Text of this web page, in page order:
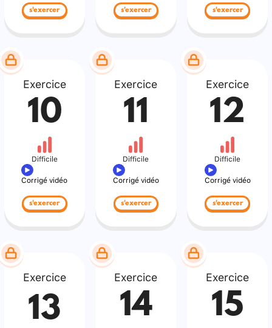
s'exercer s'exercer s'exercer
Exercice
10
Difficile
Corrigé vidéo
s'exercer
Exercice
11
Difficile
Corrigé vidéo
s'exercer
Exercice
12
Difficile
Corrigé vidéo
s'exercer
Exercice
13
Exercice
14
Exercice
15